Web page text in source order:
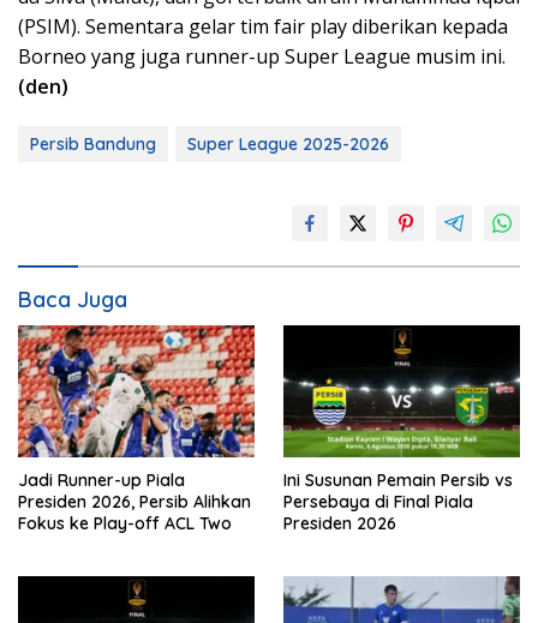
(PSIM). Sementara gelar tim fair play diberikan kepada
Borneo yang juga runner-up Super League musim ini.
(den)
Persib Bandung Super League 2025-2026
Baca Juga
Jadi Runner-up Piala
Presiden 2026, Persib Alihkan
Fokus ke Play-off ACL Two
Ini Susunan Pemain Persib vs
Persebaya di Final Piala
Presiden 2026